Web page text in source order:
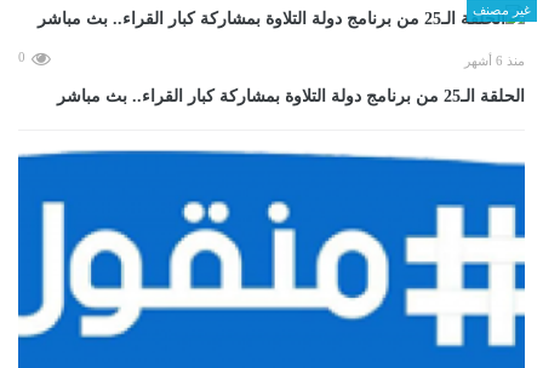
غير مصنف
منذ 6 أشهر 0
الحلقة الـ25 من برنامج دولة التلاوة بمشاركة كبار القراء.. بث مباشر